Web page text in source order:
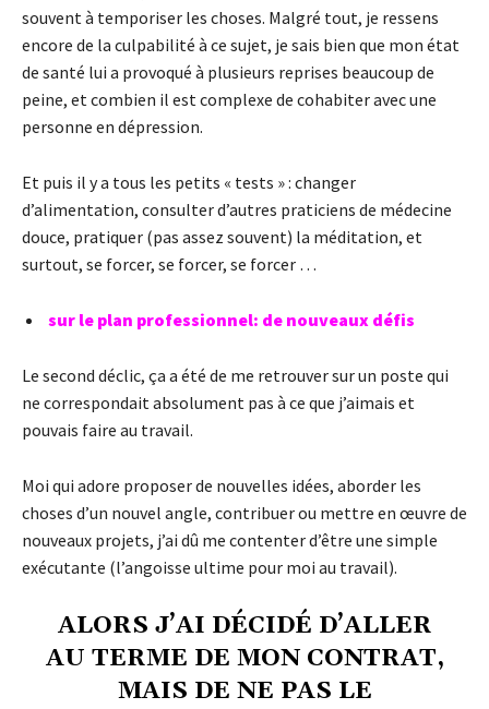
souvent à temporiser les choses. Malgré tout, je ressens
encore de la culpabilité à ce sujet, je sais bien que mon état
de santé lui a provoqué à plusieurs reprises beaucoup de
peine, et combien il est complexe de cohabiter avec une
personne en dépression.
Et puis il y a tous les petits « tests » : changer
d’alimentation, consulter d’autres praticiens de médecine
douce, pratiquer (pas assez souvent) la méditation, et
surtout, se forcer, se forcer, se forcer …
sur le plan professionnel: de nouveaux défis
Le second déclic, ça a été de me retrouver sur un poste qui
ne correspondait absolument pas à ce que j’aimais et
pouvais faire au travail.
Moi qui adore proposer de nouvelles idées, aborder les
choses d’un nouvel angle, contribuer ou mettre en œuvre de
nouveaux projets, j’ai dû me contenter d’être une simple
exécutante (l’angoisse ultime pour moi au travail).
ALORS J’AI DÉCIDÉ D’ALLER
AU TERME DE MON CONTRAT,
MAIS DE NE PAS LE